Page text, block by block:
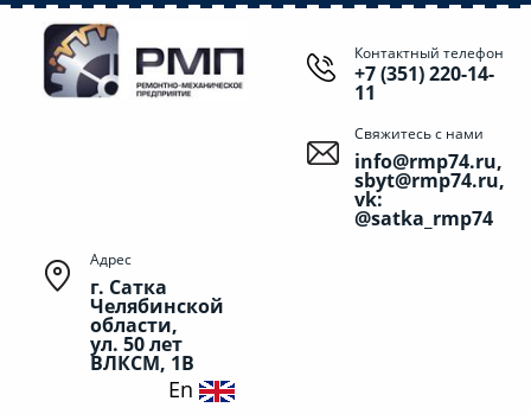
Контактный телефон
+7 (351) 220-14-
11
Свяжитесь с нами
info@rmp74.ru,
sbyt@rmp74.ru,
vk:
@satka_rmp74
Адрес
г. Сатка
Челябинской
области,
ул. 50 лет
ВЛКСМ, 1В
En